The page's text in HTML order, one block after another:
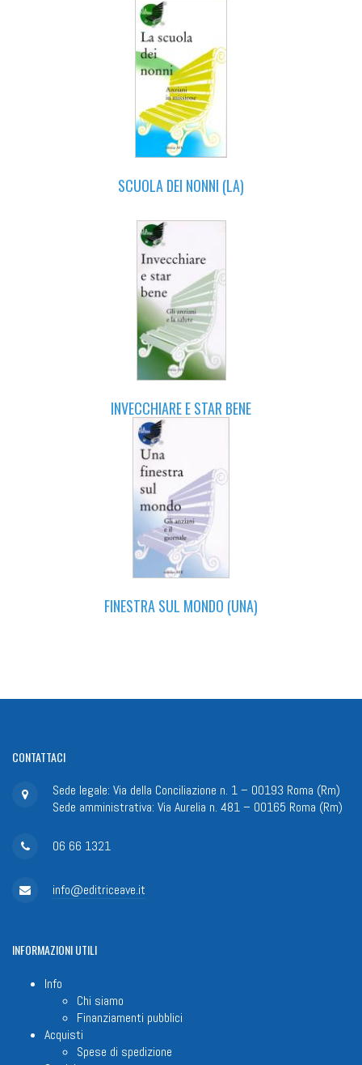
SCUOLA DEI NONNI (LA)
INVECCHIARE E STAR BENE
FINESTRA SUL MONDO (UNA)
CONTATTACI
Sede legale: Via della Conciliazione n. 1 – 00193 Roma (Rm)
Sede amministrativa: Via Aurelia n. 481 – 00165 Roma (Rm)
06 66 1321
info@editriceave.it
INFORMAZIONIUTILI
Info
Chi siamo
Finanziamenti pubblici
Acquisti
Spese di spedizione